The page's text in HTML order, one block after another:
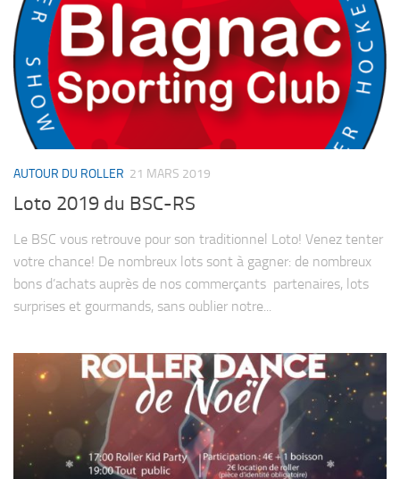
AUTOUR DU ROLLER 21 MARS 2019
Loto 2019 du BSC-RS
Le BSC vous retrouve pour son traditionnel Loto! Venez tenter
votre chance! De nombreux lots sont à gagner: de nombreux
bons d’achats auprès de nos commerçants partenaires, lots
surprises et gourmands, sans oublier notre...